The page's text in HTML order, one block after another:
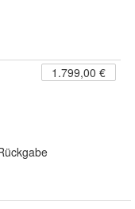
1.799,00 €